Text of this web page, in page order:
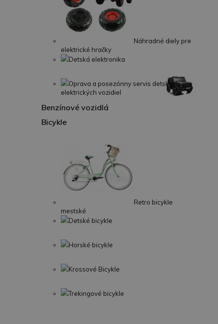
Náhradné diely pre
elektrické hračky
Detská elektronika
Oprava a posezónny servis detských
elektrických vozidiel
Benzínové vozidlá
Bicykle
Retro bicykle
mestské
Detské bicykle
Horské bicykle
Krossové Bicykle
Trekingové bicykle